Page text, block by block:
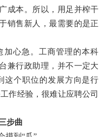
成本。所以，用足并榨干
销售新人，最需要的是正
加心急。工商管理的本科
兼行政助理，并不一定大
这个职位的发展方向是行
作经验，很难让应聘公司
步曲